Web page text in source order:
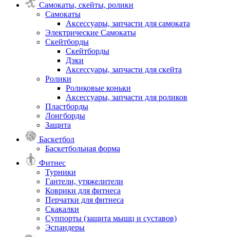
Самокаты, скейты, ролики
Самокаты
Аксессуары, запчасти для самоката
Электрические Самокаты
Скейтборды
Скейтборды
Дэки
Аксессуары, запчасти для скейта
Ролики
Роликовые коньки
Аксессуары, запчасти для роликов
Пластборды
Лонгборды
Защита
Баскетбол
Баскетбольная форма
Фитнес
Турники
Гантели, утяжелители
Коврики для фитнеса
Перчатки для фитнеса
Скакалки
Суппорты (защита мышц и суставов)
Эспандеры